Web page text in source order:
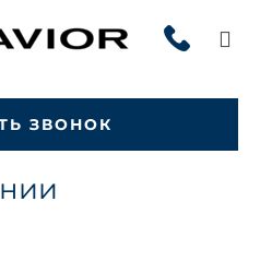
ЗВОНОК